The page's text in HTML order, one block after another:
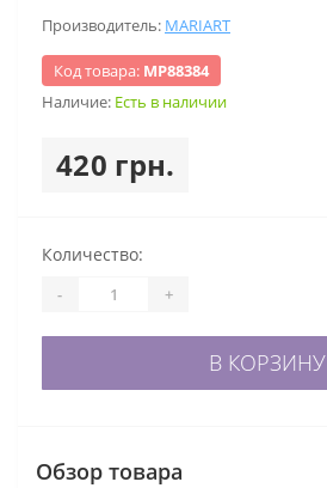
Производитель: MARIART
Код товара: МР88384
Наличие: Есть в наличии
420 грн.
Количество:
- +
В КОРЗИНУ
Обзор товара